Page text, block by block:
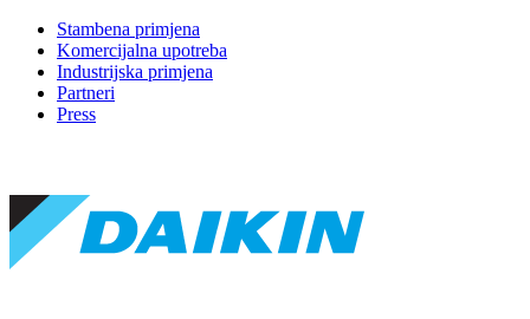
Stambena primjena
Komercijalna upotreba
Industrijska primjena
Partneri
Press